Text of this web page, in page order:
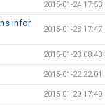
2015-01-24 17:53
inför
2015-01-23 17:47
2015-01-23 08:43
2015-01-22 22:01
2015-01-20 17:40